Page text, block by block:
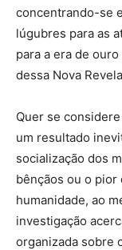
concentrando-se
lúgubres para as
para a era de
dessa Nova
Quer se
um resultado
socialização dos
bênçãos ou o
humanidade, ao
investigação
organizada sobre